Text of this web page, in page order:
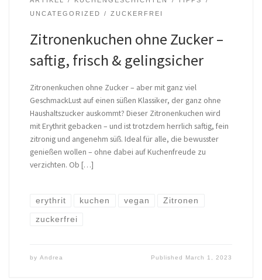
UNCATEGORIZED
ZUCKERFREI
Zitronenkuchen ohne Zucker –
saftig, frisch & gelingsicher
Zitronenkuchen ohne Zucker – aber mit ganz viel
GeschmackLust auf einen süßen Klassiker, der ganz ohne
Haushaltszucker auskommt? Dieser Zitronenkuchen wird
mit Erythrit gebacken – und ist trotzdem herrlich saftig, fein
zitronig und angenehm süß. Ideal für alle, die bewusster
genießen wollen – ohne dabei auf Kuchenfreude zu
verzichten. Ob […]
erythrit kuchen vegan Zitronen
zuckerfrei
by Andrea Published March 1, 2023